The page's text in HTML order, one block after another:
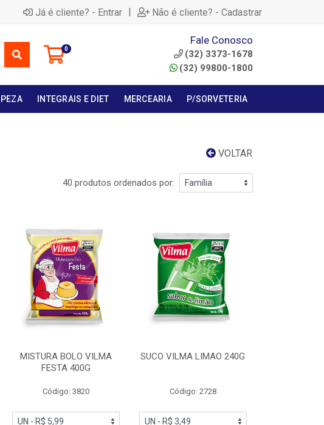
Já é cliente? - Entrar | Não é cliente? - Cadastrar
0
Fale Conosco
(32) 3373-1678
(32) 99800-1800
INTEGRAIS E DIET MERCEARIA P/SORVETERIA
VOLTAR
40 produtos ordenados por:
MISTURA BOLO VILMA
FESTA 400G
Código: 3820
SUCO VILMA LIMAO 240G
Código: 2728